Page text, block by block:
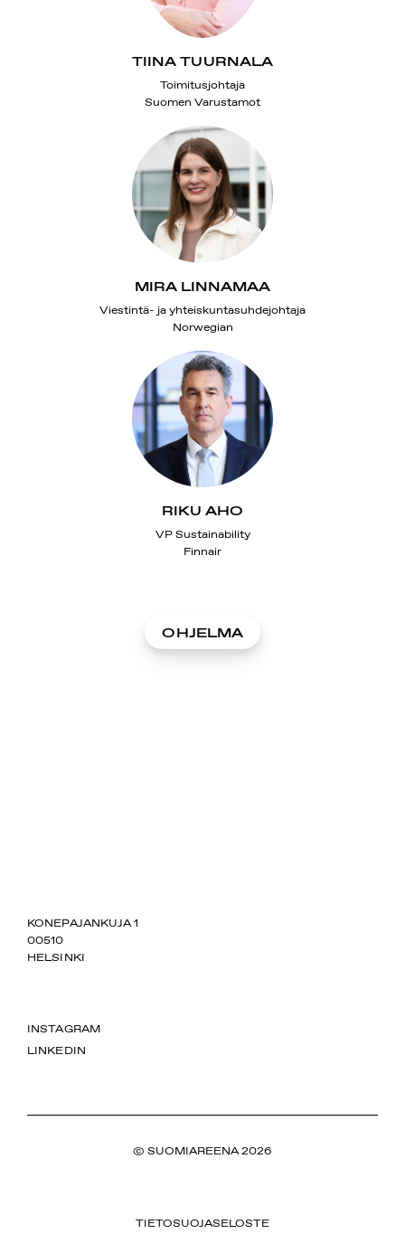
TIINA TUURNALA
Toimitusjohtaja
Suomen Varustamot
MIRA LINNAMAA
Viestintä- ja yhteiskuntasuhdejohtaja
Norwegian
RIKU AHO
VP Sustainability
Finnair
OHJELMA
SUOMIAREENA
KONEPAJANKUJA 1
00510
HELSINKI
INSTAGRAM
LINKEDIN
© SUOMIAREENA 2026
TIETOSUOJASELOSTE